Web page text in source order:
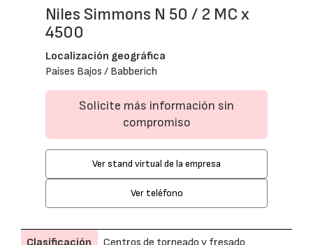
Niles Simmons N 50 / 2 MC x
4500
Localización geográfica
Países Bajos / Babberich
Solicite más información sin
compromiso
Ver stand virtual de la empresa
Ver teléfono